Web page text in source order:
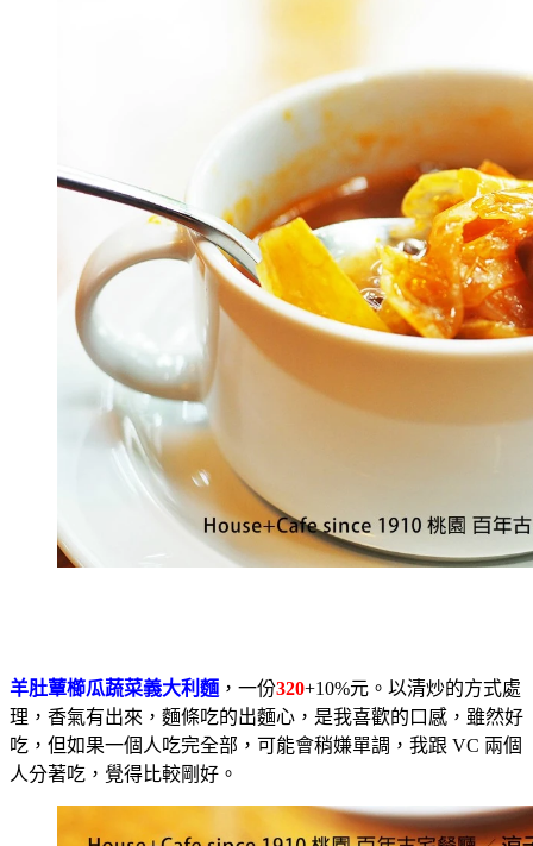
羊肚蕈櫛瓜蔬菜義大利麵 ，一份320+10%元。以清炒的方式處
理，香氣有出來，麵條吃的出麵心，是我喜歡的口感，雖然好
吃，但如果一個人吃完全部，可能會稍嫌單調，我跟 VC 兩個
人分著吃，覺得比較剛好。